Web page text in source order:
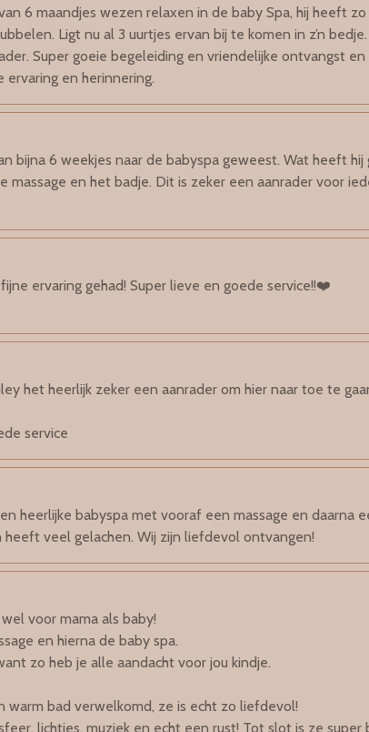
6 maandjes wezen relaxen in de baby Spa, hij heeft
Ligt nu al 3 uurtjes ervan bij te komen in z’n
Super goeie begeleiding en vriendelijke ontvangst en
en herinnering.
bijna 6 weekjes naar de babyspa geweest. Wat heeft
massage en het badje. Dit is zeker een aanrader voor
ervaring gehad! Super lieve en goede service!!❤️
het heerlijk zeker een aanrader om hier naar toe te
service
heerlijke babyspa met vooraf een massage en daarna
veel gelachen. Wij zijn liefdevol ontvangen!
voor mama als baby!
en hierna de baby spa.
zo heb je alle aandacht voor jou kindje.
warm bad verwelkomd, ze is echt zo liefdevol!
lichtjes, muziek en echt een rust! Tot slot is ze super